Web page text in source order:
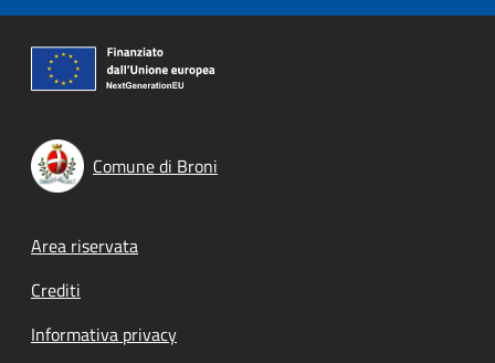
Comune di Broni
Footer menu
Area riservata
Crediti
Informativa privacy